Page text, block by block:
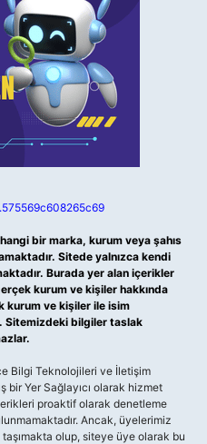
bir marka, kurum veya şahıs
Sitede yalnızca kendi
Burada yer alan içerikler
kurum ve kişiler hakkında
kurum ve kişiler ile isim
Sitemizdeki bilgiler taslak
Bilgi Teknolojileri ve İletişim
bir Yer Sağlayıcı olarak hizmet
proaktif olarak denetleme
Ancak, üyelerimiz
olup, siteye üye olarak bu